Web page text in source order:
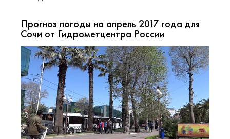
Прогноз погоды на апрель 2017 года для
Сочи от Гидрометцентра России